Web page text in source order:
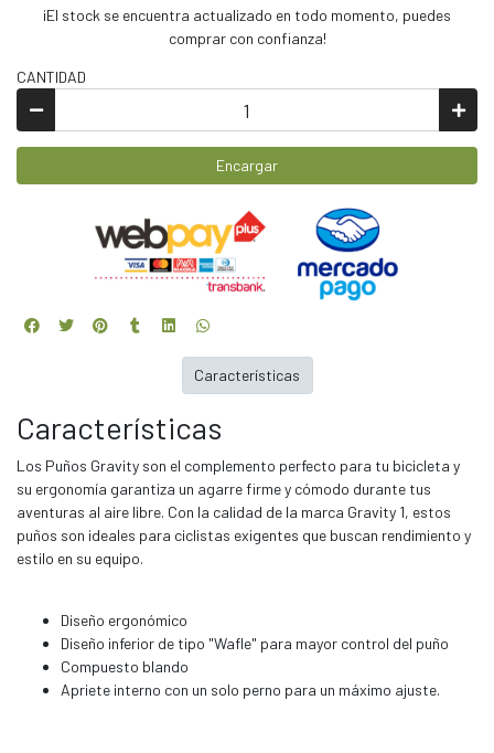
¡El stock se encuentra actualizado en todo momento, puedes
comprar con confianza!
CANTIDAD
Encargar
Características
Los Puños Gravity son el complemento perfecto para tu bicicleta y
su ergonomía garantiza un agarre firme y cómodo durante tus
aventuras al aire libre. Con la calidad de la marca Gravity 1, estos
puños son ideales para ciclistas exigentes que buscan rendimiento y
estilo en su equipo.
Diseño ergonómico
Diseño inferior de tipo "Wafle" para mayor control del puño
Compuesto blando
Apriete interno con un solo perno para un máximo ajuste.
Características